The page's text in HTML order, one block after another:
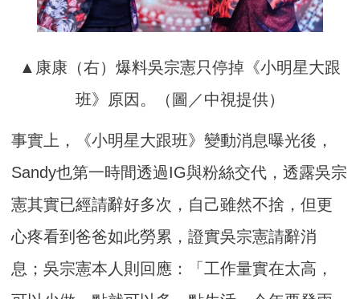
▲康康（右）爆料吳宗憲只停掉《小明星大跟
班》原因。（圖／中視提供）
事實上，《小明星大跟班》變動消息曝光後，
Sandy也第一時間透過IG與粉絲交代，透露吳宗
憲其實已經請辭好多次，自己雖然不捨，但更
心疼看到爸爸如此勞累，證實吳宗憲請辭消
息；吳宗憲本人則回應：「工作量實在太高，